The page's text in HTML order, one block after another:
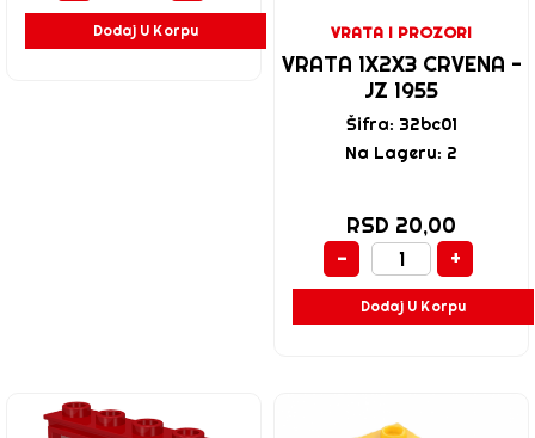
Dodaj U Korpu VRATA I PROZORI
VRATA 1X2X3 CRVENA -
JZ 1955
Šifra: 32bc01
Na Lageru: 2
RSD 20,00
-
+
Dodaj U Korpu